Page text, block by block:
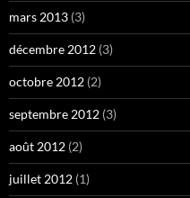
mars 2013 (3)
décembre 2012 (3)
octobre 2012 (2)
septembre 2012 (3)
août 2012 (2)
juillet 2012 (1)